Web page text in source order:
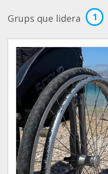
Grups que lidera 1